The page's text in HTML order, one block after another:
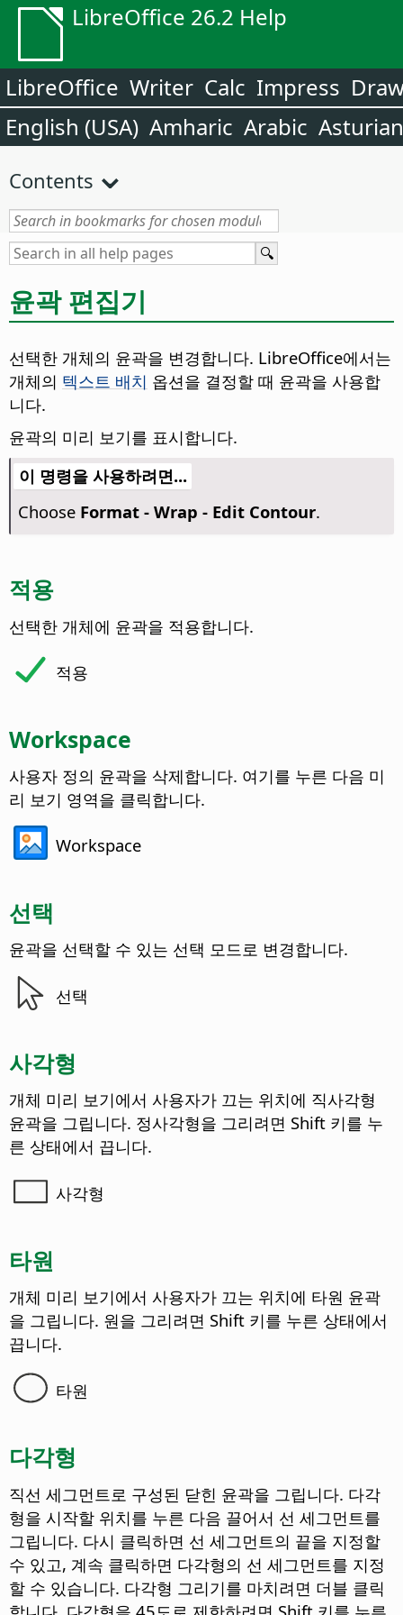
LibreOffice 26.2 Help
LibreOffice Writer Calc Impress
English (USA) Amharic Arabic Asturian
Contents
윤곽 편집기
선택한 개체의 윤곽을 변경합니다. LibreOffice에서는
개체의 텍스트 배치 옵션을 결정할 때 윤곽을 사용합
니다.
윤곽의 미리 보기를 표시합니다.
이 명령을 사용하려면...
Choose Format - Wrap - Edit Contour.
적용
선택한 개체에 윤곽을 적용합니다.
적용
Workspace
사용자 정의 윤곽을 삭제합니다. 여기를 누른 다음 미
리 보기 영역을 클릭합니다.
Workspace
선택
윤곽을 선택할 수 있는 선택 모드로 변경합니다.
선택
사각형
개체 미리 보기에서 사용자가 끄는 위치에 직사각형
윤곽을 그립니다. 정사각형을 그리려면 Shift 키를 누
른 상태에서 끕니다.
사각형
타원
개체 미리 보기에서 사용자가 끄는 위치에 타원 윤곽
을 그립니다. 원을 그리려면 Shift 키를 누른 상태에서
끕니다.
타원
다각형
직선 세그먼트로 구성된 닫힌 윤곽을 그립니다. 다각
형을 시작할 위치를 누른 다음 끌어서 선 세그먼트를
그립니다. 다시 클릭하면 선 세그먼트의 끝을 지정할
수 있고, 계속 클릭하면 다각형의 선 세그먼트를 지정
할 수 있습니다. 다각형 그리기를 마치려면 더블 클릭